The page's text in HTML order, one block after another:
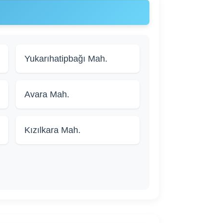
Yukarıhatipbağı Mah.
Avara Mah.
Kızılkara Mah.